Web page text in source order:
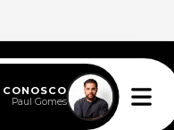
Paul Gomes